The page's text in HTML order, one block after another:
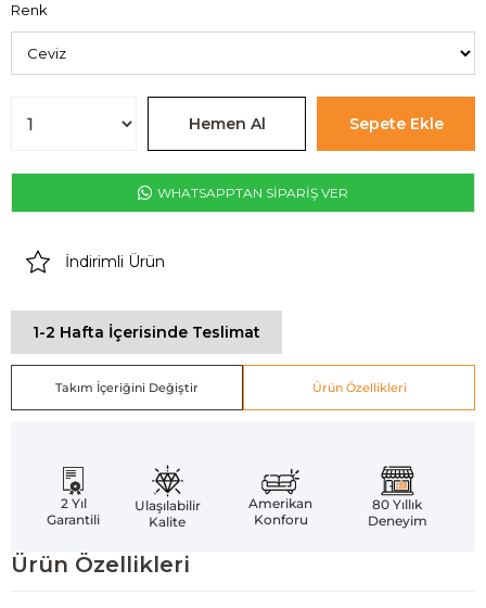
Renk
WHATSAPPTAN SİPARİŞ VER
İndirimli Ürün
1-2 Hafta İçerisinde Teslimat
Takım İçeriğini Değiştir Ürün Özellikleri
2 Yıl
Garantili
Ulaşılabilir
Kalite
Amerikan
Konforu
80 Yıllık
Deneyim
Ürün Özellikleri